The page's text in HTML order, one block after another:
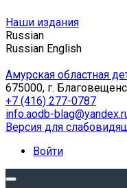
Наши издания
Russian
Russian English
Амурская областная
675000, г.
+7 (416) 277-0787
info.aodb-
Версия для
Войти